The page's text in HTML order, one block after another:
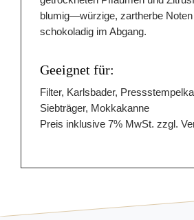
blumig—würzige, zartherbe
schokoladig im Abgang.
Geeignet für:
Filter, Karlsbader,
Siebträger, Mokkakanne
Preis inklusive 7% MwSt. zzgl.